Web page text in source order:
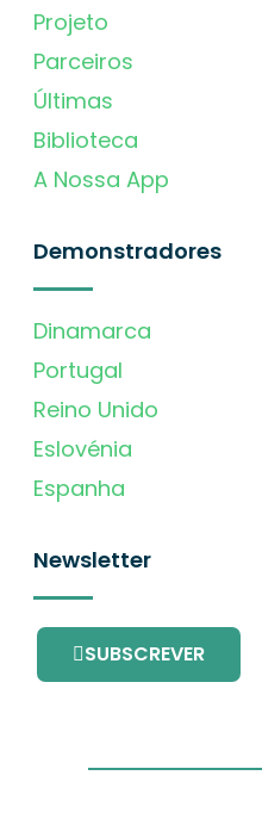
Projeto
Parceiros
Últimas
Biblioteca
A Nossa App
Demonstradores
Dinamarca
Portugal
Reino Unido
Eslovénia
Espanha
Newsletter
SUBSCREVER